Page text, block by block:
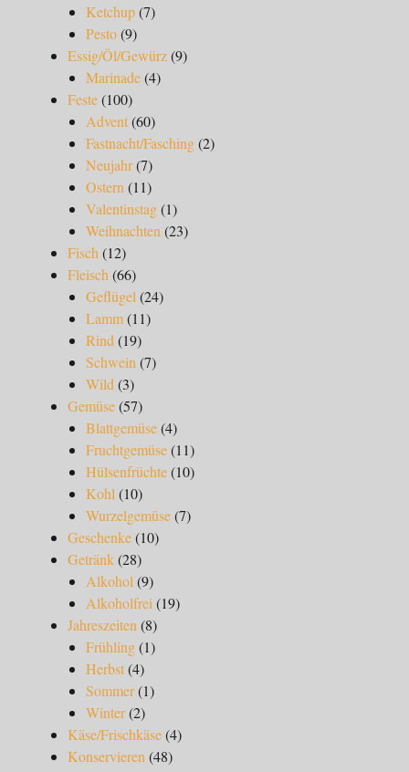
Ketchup(7)
Pesto(9)
Essig/Öl/Gewürz(9)
Marinade(4)
Feste(100)
Advent(60)
Fastnacht/Fasching(2)
Neujahr(7)
Ostern (11)
Valentinstag(1)
Weihnachten (23)
Fisch (12)
Fleisch (66)
Geflügel (24)
Lamm(11)
Rind (19)
Schwein (7)
Wild (3)
Gemüse(57)
Blattgemüse(4)
Fruchtgemüse(11)
Hülsenfrüchte(10)
Kohl (10)
Wurzelgemüse(7)
Geschenke(10)
Getränk(28)
Alkohol (9)
Alkoholfrei (19)
Jahreszeiten (8)
Frühling(1)
Herbst(4)
Sommer(1)
Winter(2)
Käse/Frischkäse(4)
Konservieren (48)